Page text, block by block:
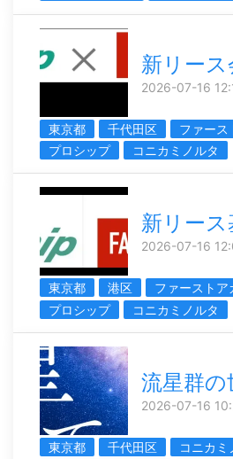
新リー
2026-07-16
東京都 千代田区
ファース
プロシップ
コニカミノルタ
新リー
2026-07-16
東京都 港区
ファースト
プロシップ
コニカミノルタ
流星群の
2026-07-16
東京都 千代田区
コニカミ